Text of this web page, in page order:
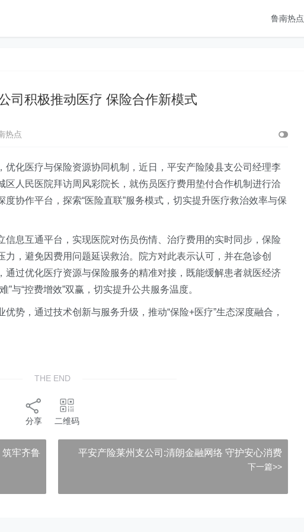
鲁南热点
司积极推动医疗 保险合作新模式
热点
化医疗与保险资源协同机制，近日，平安产险陵县支公司经理李
人民医院拜访周风彩院长，就伤员医疗费用垫付合作机制进行洽
协作平台，探索“医险直联”服务模式，切实提升医疗救治效率与保
息互通平台，实现医院对伤员伤情、治疗费用的实时同步，保险
，避免因费用问题延误救治。院方对此表示认可，并在急诊创
过优化医疗资源与保险服务的精准对接，既能缓解患者就医经济
与“控费增效”双赢，切实提升公共服务温度。
势，通过技术创新与服务升级，推动“保险+医疗”生态深度融合，
THE END
分享 二维码
筑牢齐鲁
平安产险莱州支公司:清朗金融网络 守护安心消费
下一篇>>